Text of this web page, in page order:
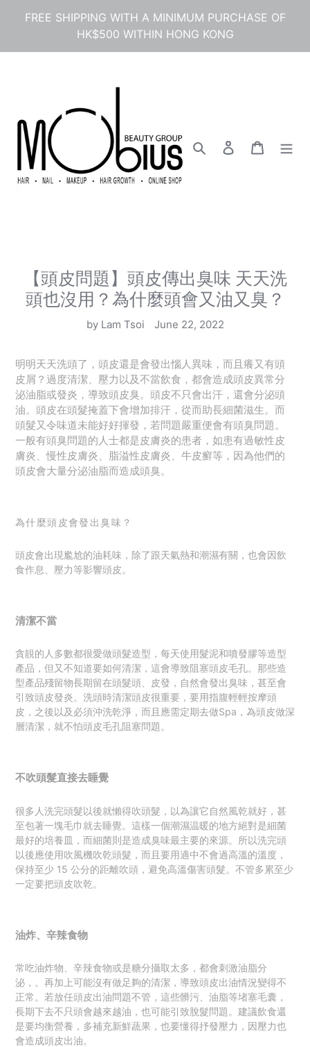
FREE SHIPPING WITH A MINIMUM PURCHASE OF
HK$500 WITHIN HONG KONG
Search Log in Cart
【頭皮問題】頭皮傳出臭味 天天洗
頭也沒用？為什麼頭會又油又臭？
by Lam Tsoi June 22, 2022
明明天天洗頭了，頭皮還是會發出惱人異味，而且癢又有頭
皮屑？過度清潔、壓力以及不當飲食，都會造成頭皮異常分
泌油脂或發炎，導致頭皮臭。頭皮不只會出汗，還會分泌頭
油。頭皮在頭髮掩蓋下會增加排汗，從而助長細菌滋生。而
頭髮又令味道未能好好揮發，若問題嚴重便會有頭臭問題。
一般有頭臭問題的人士都是皮膚炎的患者，如患有過敏性皮
膚炎、慢性皮膚炎、脂溢性皮膚炎、牛皮癬等，因為他們的
頭皮會大量分泌油脂而造成頭臭。
為什麼頭皮會發出臭味？
頭皮會出現尷尬的油耗味，除了跟天氣熱和潮濕有關，也會因飲
食作息、壓力等影響頭皮。
清潔不當
貪靚的人多數都很愛做頭髮造型，每天使用髮泥和噴發膠等造型
產品，但又不知道要如何清潔，這會導致阻塞頭皮毛孔。那些造
型產品殘留物長期留在頭髮頭、皮發，自然會發出臭味，甚至會
引致頭皮發炎。洗頭時清潔頭皮很重要，要用指腹輕輕按摩頭
皮，之後以及必須沖洗乾淨，而且應需定期去做Spa，為頭皮做深
層清潔，就不怕頭皮毛孔阻塞問題。
不吹頭髮直接去睡覺
很多人洗完頭髮以後就懶得吹頭髮，以為讓它自然風乾就好，甚
至包著一塊毛巾就去睡覺。 這樣一個潮濕温暖的地方絕對是細菌
最好的培養皿，而細菌則是造成臭味最主要的來源。所以洗完頭
以後應使用吹風機吹乾頭髮，而且要用適中不會過高溫的溫度，
保持至少 15 公分的距離吹頭，避免高溫傷害頭髮。不管多累至少
一定要把頭皮吹乾。
油炸、辛辣食物
常吃油炸物、辛辣食物或是糖分攝取太多，都會刺激油脂分
泌，。再加上可能沒有做足夠的清潔，導致頭皮出油情況變得不
正常。若放任頭皮出油問題不管，這些髒污、油脂等堵塞毛囊，
長期下去不只頭會越來越油，也可能引致脫髮問題。建議飲食還
是要均衡營養，多補充新鮮蔬果，也要懂得抒發壓力，因壓力也
會造成頭皮出油。